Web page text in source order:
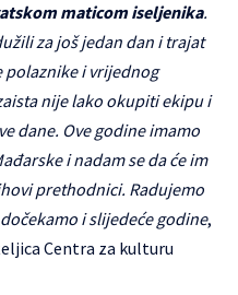
maticom iseljenika.
za još jedan dan i trajat
polaznike i vrijednog
nije lako okupiti ekipu i
dane. Ove godine imamo
i nadam se da će im
prethodnici. Radujemo
i slijedeće godine,
Centra za kulturu